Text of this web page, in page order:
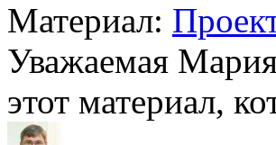
Материал:
Уважаемая
этот материал,